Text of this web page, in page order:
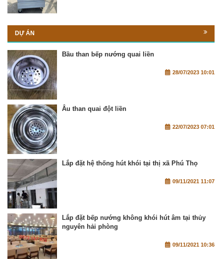
DỰ ÁN
Bầu than bếp nướng quai liền
28/07/2023 10:01
Âu than quai đột liền
22/07/2023 07:01
Lắp đặt hệ thống hút khói tại thị xã Phú Thọ
09/11/2021 11:07
Lắp đặt bếp nướng không khói hút âm tại thủy
nguyên hải phòng
09/11/2021 10:36